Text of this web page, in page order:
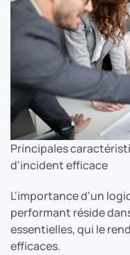
Principales
d'incident efficace
L'importance d'un
performant réside
essentielles, qui le
efficaces.